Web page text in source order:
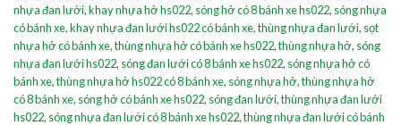
nhựa đan lưới,khay nhựa hở hs022, sóng hở có 8 bánh xe hs022, sóng nhựa
có bánh xe,khay nhựa đan lưới hs022 có bánh xe,thùng nhựa đan lưới, sọt
nhựa hở có bánh xe,thùng nhựa hở có bánh xe hs022,thùng nhựa hở, sóng
nhựa đan lưới hs022, sóng đan lưới có 8 bánh xe hs022, sóng nhựa hở có
bánh xe,thùng nhựa hở hs022 có 8 bánh xe, sóng nhựa hở,thùng nhựa hở
có 8 bánh xe, sóng hở có bánh xe hs022, sóng đan lưới,thùng nhựa đan lưới
hs022, sóng nhựa đan lưới có 8 bánh xe hs022,thùng nhựa đan lưới có bánh